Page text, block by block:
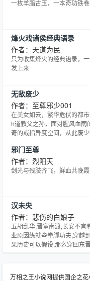
一枚羊脂古玉，一本奇功铁卷
烽火戏诸侯经典语录
作者：天道为民
只为收集烽火的经典语录，
发上来
无敌废少
作者：至尊邪少001
在美女如云，繁华危伏的都
h道教父之孙，面对腥风血雨
奇的戒指异度空间，从此废
￣￣￣￣￣￣￣￣￣￣￣￣
12之后，第二更是晚上八点
邪门至尊
作者：烈阳天
剑光与残肢齐飞，鲜血共晚霞
汉未央
作者：悲伤的白娘子
五胡乱华,晋室南渡,长安不言
业原因练就些拳脚功夫,穿越
果历史可以假设,那么穿回东
万相之王小说网提供国企之